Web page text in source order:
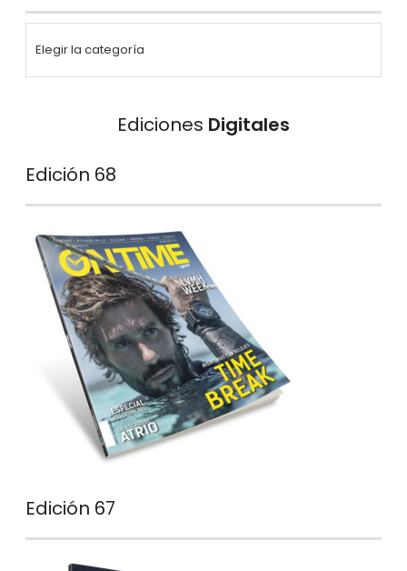
Ediciones Digitales
Edición 68
Edición 67